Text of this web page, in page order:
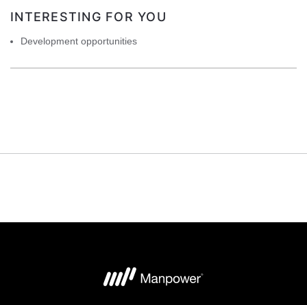
INTERESTING FOR YOU
Development opportunities